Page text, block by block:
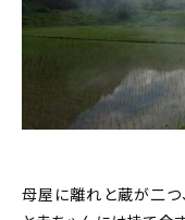
母屋に離れと蔵が二つ